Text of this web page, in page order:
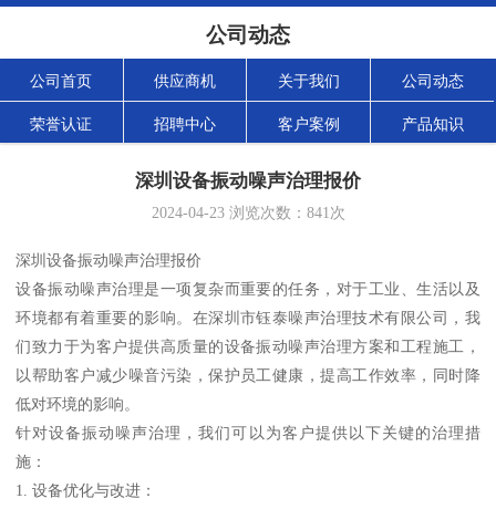
公司动态
公司首页 供应商机 关于我们 公司动态
荣誉认证 招聘中心 客户案例 产品知识
深圳设备振动噪声治理报价
2024-04-23浏览次数： 841次
深圳设备振动噪声治理报价
设备振动噪声治理是一项复杂而重要的任务，对于工业、生活以及
环境都有着重要的影响。在深圳市钰泰噪声治理技术有限公司，我
们致力于为客户提供高质量的设备振动噪声治理方案和工程施工，
以帮助客户减少噪音污染，保护员工健康，提高工作效率，同时降
低对环境的影响。
针对设备振动噪声治理，我们可以为客户提供以下关键的治理措
施：
1. 设备优化与改进：